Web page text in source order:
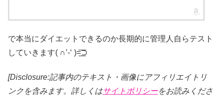
で本当にダイエットできるのか長期的に管理人自らテスト
していきます( ∩’-‘ )=͟͟͞͞⊃
[Disclosure:記事内のテキスト・画像にアフィリエイトリ
ンクを含みます。詳しくはサイトポリシーをお読みくださ